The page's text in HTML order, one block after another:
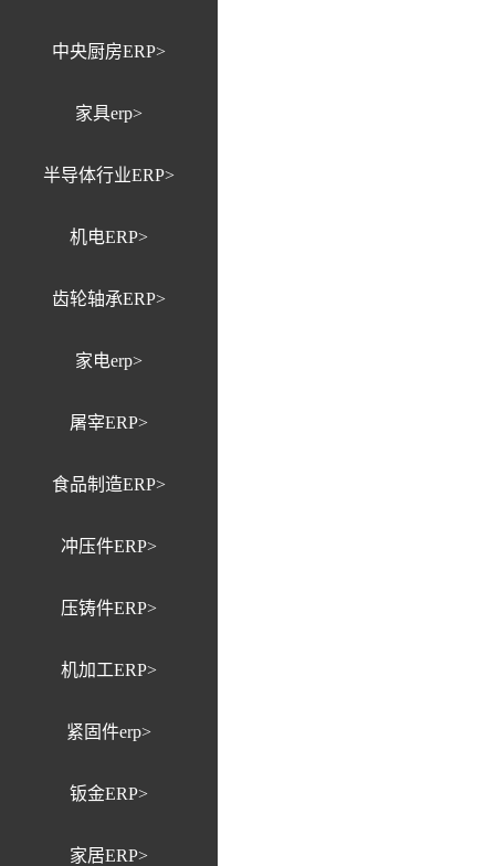
中央厨房ERP>
家具erp>
半导体行业ERP>
机电ERP>
齿轮轴承ERP>
家电erp>
屠宰ERP>
食品制造ERP>
冲压件ERP>
压铸件ERP>
机加工ERP>
紧固件erp>
钣金ERP>
家居ERP>